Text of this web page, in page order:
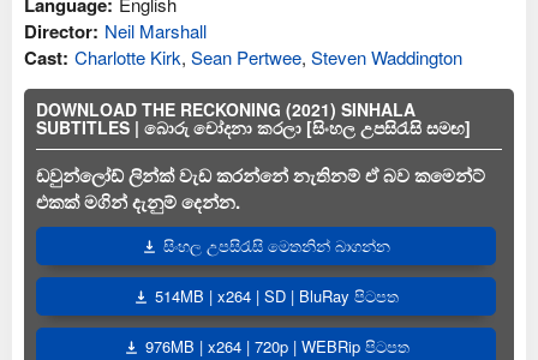
Director: Neil Marshall
Cast: Charlotte Kirk, Sean Pertwee, Steven Waddington
DOWNLOAD THE RECKONING (2021) SINHALA
SUBTITLES | බොරු චෝදනා කරලා [සිංහල උපසිරැසි සමඟ]
ඩවුන්ලෝඩ් ලින්ක් වැඩ කරන්නේ නැතිනම් ඒ බව කමෙන්ට්
එකක් මගින් දැනුම් දෙන්න.
සිංහල උපසිරැසි මෙතනින් බාගන්න
514MB | x264 | SD | BluRay පිටපත
976MB | x264 | 720p | WEBRip පිටපත